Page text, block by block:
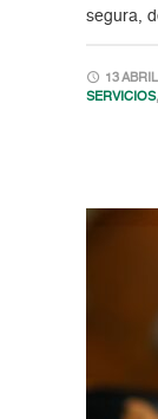
segura,
13
SERVICIOS,